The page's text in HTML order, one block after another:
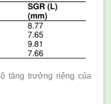
tăng trưởng riêng của